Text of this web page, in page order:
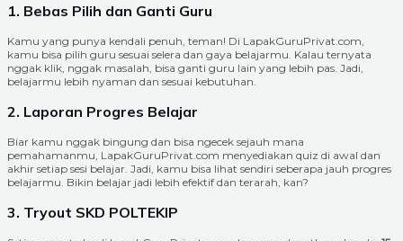
1. Bebas Pilih dan Ganti Guru
Kamu yang punya kendali penuh, teman! Di LapakGuruPrivat.com,
kamu bisa pilih guru sesuai selera dan gaya belajarmu. Kalau ternyata
nggak klik, nggak masalah, bisa ganti guru lain yang lebih pas. Jadi,
belajarmu lebih nyaman dan sesuai kebutuhan.
2. Laporan Progres Belajar
Biar kamu nggak bingung dan bisa ngecek sejauh mana
pemahamanmu, LapakGuruPrivat.com menyediakan quiz di awal dan
akhir setiap sesi belajar. Jadi, kamu bisa lihat sendiri seberapa jauh progres
belajarmu. Bikin belajar jadi lebih efektif dan terarah, kan?
3. Tryout SKD POLTEKIP